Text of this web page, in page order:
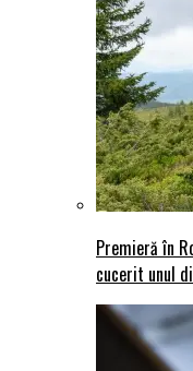
Premieră în
cucerit unul